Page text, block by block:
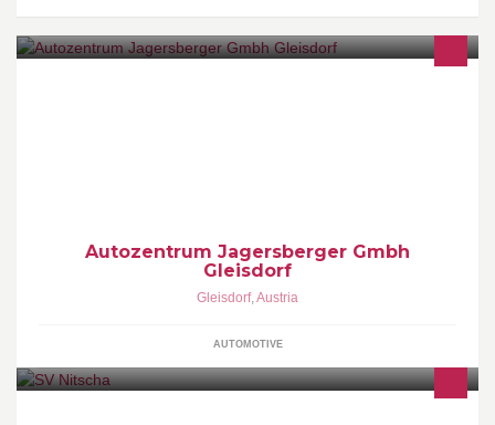
Autozentrum Jagersberger Gmbh
Gleisdorf
Gleisdorf,Austria
AUTOMOTIVE